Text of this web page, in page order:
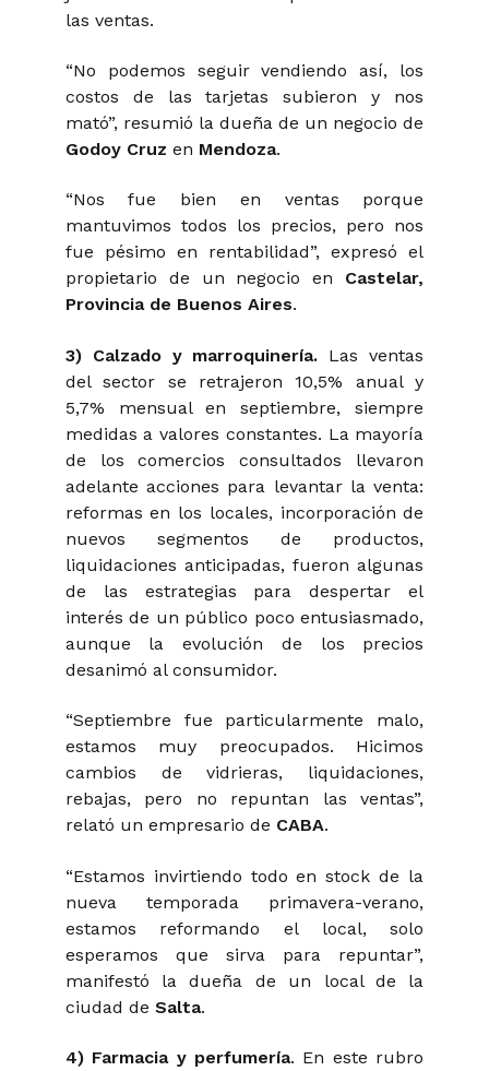
las ventas.
“No podemos seguir vendiendo así, los
costos de las tarjetas subieron y nos
mató”, resumió la dueña de un negocio de
Godoy Cruz en Mendoza.
“Nos fue bien en ventas porque
mantuvimos todos los precios, pero nos
fue pésimo en rentabilidad”, expresóel
propietario de un negocio en Castelar,
Provincia de Buenos Aires.
3) Calzado y marroquinería. Las ventas
del sector se retrajeron 10,5% anual y
5,7% mensual en septiembre, siempre
medidas a valores constantes. La mayoría
de los comercios consultados llevaron
adelante acciones para levantar la venta:
reformas en los locales, incorporación de
nuevos segmentos de productos,
liquidaciones anticipadas, fueron algunas
de las estrategias para despertar el
interés de un público poco entusiasmado,
aunque la evolución de los precios
desanimó al consumidor.
“Septiembre fue particularmente malo,
estamos muy preocupados. Hicimos
cambios de vidrieras, liquidaciones,
rebajas, pero no repuntan las ventas”,
relató un empresario de CABA.
“Estamos invirtiendo todo en stock de la
nueva temporada primavera-verano,
estamos reformando el local, solo
esperamos que sirva para repuntar”,
manifestó la dueña de un local de la
ciudad de Salta.
4) Farmacia y perfumería. En este rubro